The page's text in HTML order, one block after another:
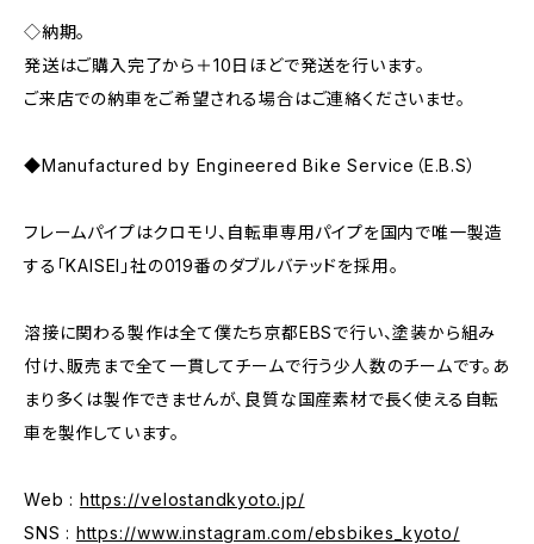
◇納期。
発送はご購入完了から＋10日ほどで発送を行います。
ご来店での納車をご希望される場合はご連絡くださいませ。
◆Manufactured by Engineered Bike Service（E.B.S）
フレームパイプはクロモリ、自転車専用パイプを国内で唯一製造
する「KAISEI」社の019番のダブルバテッドを採用。
溶接に関わる製作は全て僕たち京都EBSで行い、塗装から組み
付け、販売まで全て一貫してチームで行う少人数のチームです。あ
まり多くは製作できませんが、良質な国産素材で長く使える自転
車を製作しています。
Web : https://velostandkyoto.jp/
SNS : https://www.instagram.com/ebsbikes_kyoto/